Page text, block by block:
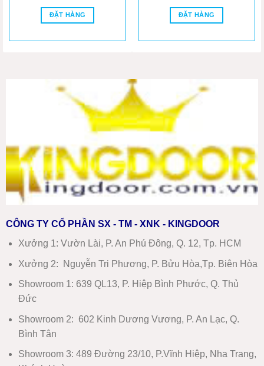
ĐẶT HÀNG ĐẶT HÀNG
CÔNG TY CỔ PHẦN SX - TM - XNK - KINGDOOR
Xưởng 1: Vườn Lài, P. An Phú Đông, Q. 12, Tp. HCM
Xưởng 2: Nguyễn Tri Phương, P. Bửu Hòa,Tp. Biên Hòa
Showroom 1: 639 QL13, P. Hiệp Bình Phước, Q. Thủ
Đức
Showroom 2: 602 Kinh Dương Vương, P. An Lạc, Q.
Bình Tân
Showroom 3: 489 Đường 23/10, P.Vĩnh Hiệp, Nha Trang,